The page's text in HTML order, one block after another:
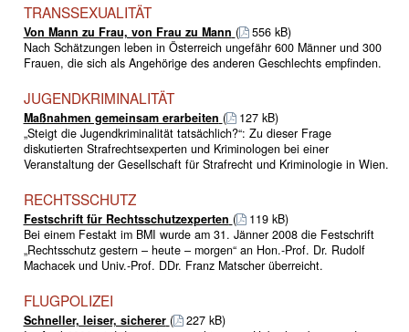
TRANSSEXUALITÄT
Von Mann zu Frau, von Frau zu Mann (
556 kB)
Nach Schätzungen leben in Österreich ungefähr 600 Männer und 300
Frauen, die sich als Angehörige des anderen Geschlechts empfinden.
JUGENDKRIMINALITÄT
Maßnahmen gemeinsam erarbeiten (
127 kB)
„Steigt die Jugendkriminalität tatsächlich?“: Zu dieser Frage
diskutierten Strafrechtsexperten und Kriminologen bei einer
Veranstaltung der Gesellschaft für Strafrecht und Kriminologie in Wien.
RECHTSSCHUTZ
Festschrift für Rechtsschutzexperten (
119 kB)
Bei einem Festakt im BMI wurde am 31. Jänner 2008 die Festschrift
„Rechtsschutz gestern – heute – morgen“ an Hon.-Prof. Dr. Rudolf
Machacek und Univ.-Prof. DDr. Franz Matscher überreicht.
FLUGPOLIZEI
Schneller, leiser, sicherer (
227 kB)